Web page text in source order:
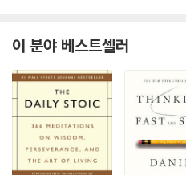
이 분야 베스트셀러